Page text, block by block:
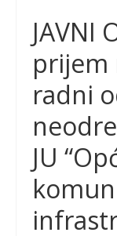
JAVNI
prijem
radni
JU